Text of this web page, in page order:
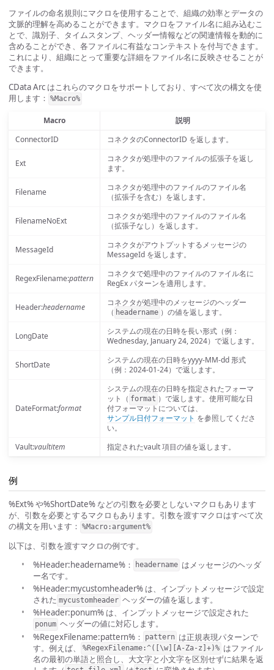
ファイルの命名規則にマクロを使用することで、組織の効率とデータの
文脈的理解を高めることができます。マクロをファイル名に組み込むこ
とで、識別子、タイムスタンプ、ヘッダー情報などの関連情報を動的に
含めることができ、各ファイルに有益なコンテキストを付与できます。
これにより、組織にとって重要な詳細をファイル名に反映させることが
できます。
CData Arc はこれらのマクロをサポートしており、すべて次の構文を使
用します： %Macro%
Macro
説明
ConnectorID
コネクタのConnectorID を返します。
Ext
コネクタが処理中のファイルの拡張子を返し
ます。
Filename
コネクタが処理中のファイルのファイル名
（拡張子を含む）を返します。
FilenameNoExt
コネクタが処理中のファイルのファイル名
（拡張子なし）を返します。
MessageId
コネクタがアウトプットするメッセージの
MessageId を返します。
RegexFilename:pattern
コネクタで処理中のファイルのファイル名に
RegEx パターンを適用します。
Header:headername
コネクタが処理中のメッセージのヘッダー
（ headername ）の値を返します。
LongDate
システムの現在の日時を長い形式（例：
Wednesday, January 24, 2024）で返します。
ShortDate
システムの現在の日時をyyyy-MM-dd 形式
（例：2024-01-24）で返します。
DateFormat:format
システムの現在の日時を指定されたフォーマ
ット（ format ）で返します。使用可能な日
付フォーマットについては、
サンプル日付フォーマット を参照してくださ
い。
Vault:vaultitem 指定されたvault 項目の値を返します。
例
%Ext% や%ShortDate% などの引数を必要としないマクロもあります
が、引数を必要とするマクロもあります。引数を渡すマクロはすべて次
の構文を用います： %Macro:argument%
以下は、引数を渡すマクロの例です。
%Header:headername%：
headername はメッセージのヘッダ
ー名です。
%Header:mycustomheader% は、インプットメッセージで設定
された mycustomheader ヘッダーの値を返します。
%Header:ponum% は、インプットメッセージで設定された
ponum ヘッダーの値に対応します。
%RegexFilename:pattern%：
pattern は正規表現パターンで
す。例えば、
%RegexFilename:^([\w][A-Za-z]+)% はファイル
名の最初の単語と照合し、大文字と小文字を区別せずに結果を返